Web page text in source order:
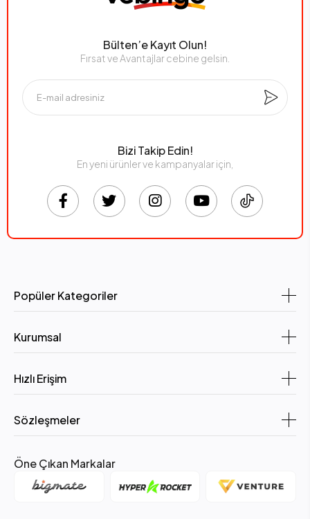
Bülten’e Kayıt Olun!
Fırsat ve Avantajlar cebine gelsin.
Bizi Takip Edin!
En yeni ürünler ve kampanyalar için,
Popüler Kategoriler
Kurumsal
Hızlı Erişim
Sözleşmeler
Öne Çıkan Markalar